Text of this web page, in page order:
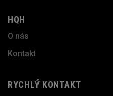
HQH
O nás
Kontakt
RYCHLÝ KONTAKT